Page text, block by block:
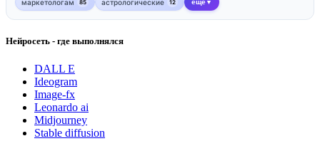
маркетологам 85 астрологические 12 еще ▼
Нейросеть - где выполнялся
DALL E
Ideogram
Image-fx
Leonardo ai
Midjourney
Stable diffusion